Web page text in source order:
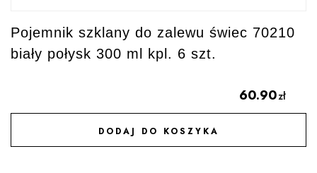
Pojemnik szklany do zalewu świec 70210
biały połysk 300 ml kpl. 6 szt.
60.90zł
DODAJ DO KOSZYKA
DODAJ DO ULUBIONYCH